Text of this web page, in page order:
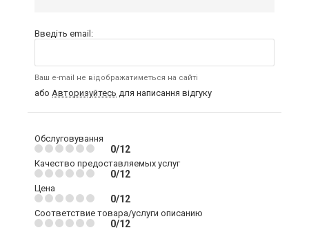
Введіть email:
Ваш e-mail не відображатиметься на сайті
або Авторизуйтесь для написання відгуку
Обслуговування
0/12
Качество предоставляемых услуг
0/12
Цена
0/12
Соответствие товара/услуги описанию
0/12